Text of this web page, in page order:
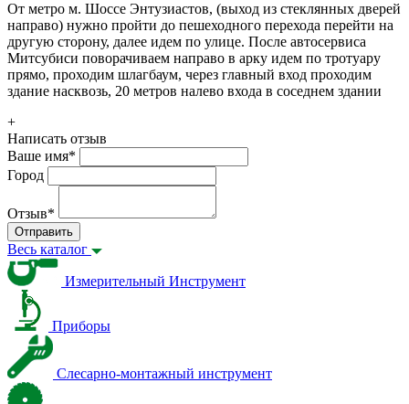
От метро м. Шоссе Энтузиастов, (выход из стеклянных дверей
направо) нужно пройти до пешеходного перехода перейти на
другую сторону, далее идем по улице. После автосервиса
Митсубиси поворачиваем направо в арку идем по тротуару
прямо, проходим шлагбаум, через главный вход проходим
здание насквозь, 20 метров налево входа в соседнем здании
+
Написать отзыв
Ваше имя*
Город
Отзыв*
Отправить
Весь каталог
Измерительный Инструмент
Приборы
Слесарно-монтажный инструмент